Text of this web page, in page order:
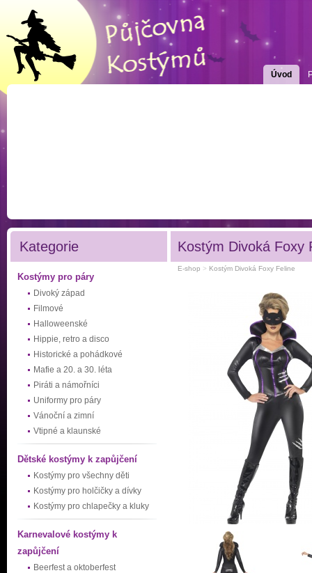
Úvod
Kategorie
Kostýmy pro páry
Divoký západ
Filmové
Halloweenské
Hippie, retro a disco
Historické a pohádkové
Mafie a 20. a 30. léta
Piráti a námořníci
Uniformy pro páry
Vánoční a zimní
Vtipné a klaunské
Dětské kostýmy k zapůjčení
Kostýmy pro všechny děti
Kostýmy pro holčičky a dívky
Kostýmy pro chlapečky a kluky
Karnevalové kostýmy k
zapůjčení
Beerfest a oktoberfest
Kostým Divoká Foxy
E-shop > Kostým Divoká Foxy Feline